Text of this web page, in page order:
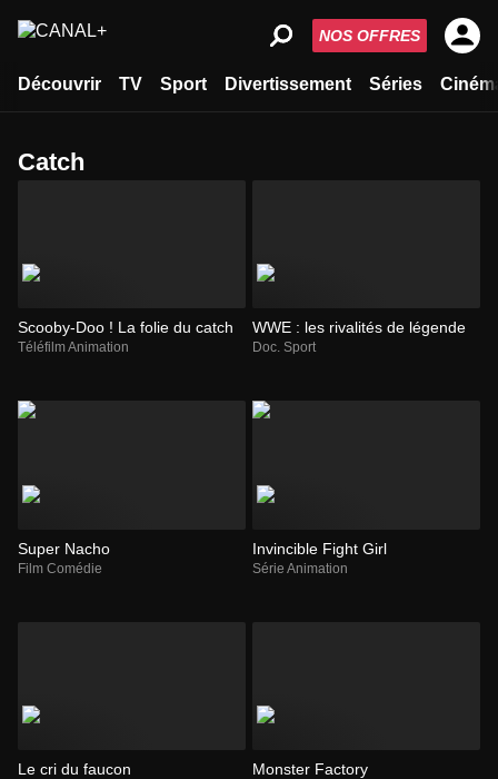
Découvrir TV Sport Divertissement Séries
NOS OFFRES
catch
Scooby-Doo ! La folie du catch
Téléfilm Animation
WWE : les rivalités de légende
Doc. Sport
Super Nacho
Film Comédie
Invincible Fight Girl
Série Animation
Le cri du faucon Monster Factory